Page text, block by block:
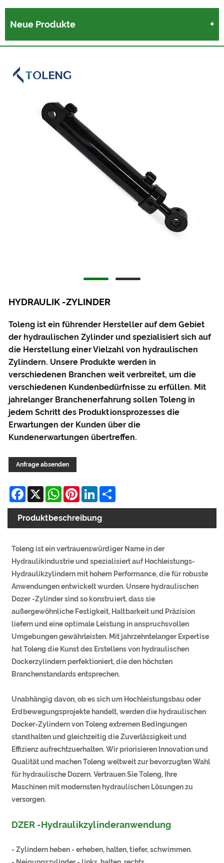
Neue Produkte
HYDRAULIK -ZYLINDER
Toleng ist ein führender Hersteller auf dem Gebiet
der hydraulischen Zylinder und spezialisiert sich auf
die Herstellung einer Vielzahl von hydraulischen
Zylindern. Unsere Produkte werden in
verschiedenen Branchen weit verbreitet, um die
verschiedenen Kundenbedürfnisse zu erfüllen. Mit
jahrelanger Branchenerfahrung sollen Toleng in
jedem Schritt des Produktionsprozesses die
Erwartungen der Kunden über die
Kundenerwartungen übertreffen.
Anfrage absenden
Facebook
X WhatsApp
Pinterest
LinkedIn
Produktbeschreibung
Toleng ist ein vertrauenswürdiger Name in der
Hydraulikindustrie und spezialisiert auf Hochleistungs-
Hydraulikzylindern mit hohem Performance, die für robuste
Anwendungen entwickelt wurden. Unsere hydraulischen
Dozer -Zylinder sind so konstruiert, dass sie
außergewöhnliche Festigkeit, Haltbarkeit und Präzision
liefern und eine optimale Leistung in anspruchsvollen
Umgebungen gewährleisten. Mit jahrzehntelanger Expertise
hat Toleng die Kunst des Erstellens von hydraulischen
Dockerzylindern perfektioniert, die den höchsten
Branchenstandards entsprechen.
Unabhängig davon, ob es sich um Hochleistungsbau oder
Erdbewegungsprojekte handelt, werden die hydraulischen
Docker-Zylindern von Toleng extremen Bedingungen
standhalten und gleichzeitig die Zuverlässigkeit und
Effizienz aufrechtzuerhalten. Wir priorisieren Innovation und
Qualität und machen Toleng weltweit zur bevorzugten Wahl
für hydraulische Dozern. Vertrauen Sie Toleng, Ihre
Maschinen mit modernsten hydraulischen Lösungen zu
versorgen.
DZER -Hydraulikzylinderanwendung
- Zylindern heben - erheben, halten, tiefer, schwimmen.